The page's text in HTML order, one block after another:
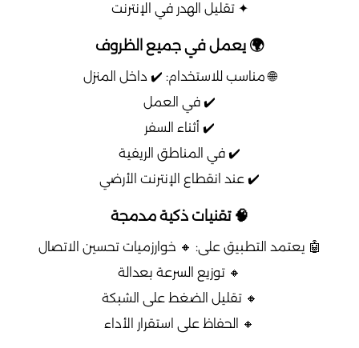
✦ تقليل الهدر في الإنترنت
🌍 يعمل في جميع الظروف
🌐 مناسب للاستخدام: ✔️ داخل المنزل
✔️ في العمل
✔️ أثناء السفر
✔️ في المناطق الريفية
✔️ عند انقطاع الإنترنت الأرضي
🧠 تقنيات ذكية مدمجة
🤖 يعتمد التطبيق على: 🔸 خوارزميات تحسين الاتصال
🔸 توزيع السرعة بعدالة
🔸 تقليل الضغط على الشبكة
🔸 الحفاظ على استقرار الأداء